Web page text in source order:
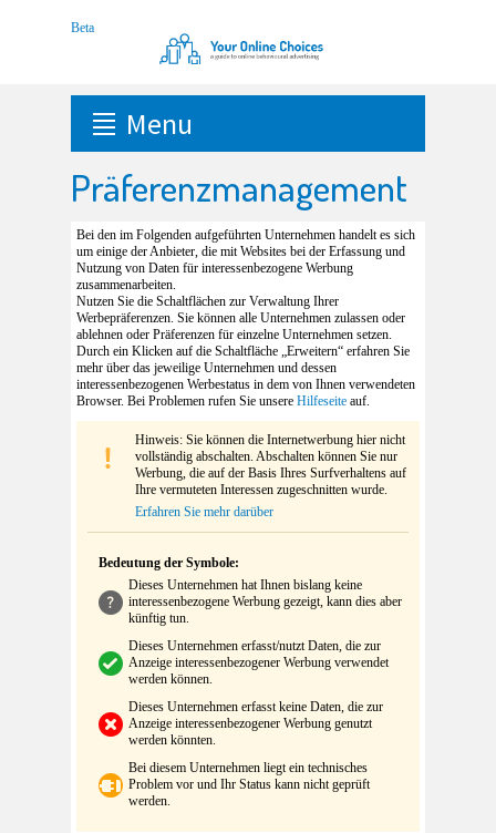
Menu
Präferenzmanagement
Bei den im Folgenden aufgeführten Unternehmen handelt es sich
um einige der Anbieter, die mit Websites bei der Erfassung und
Nutzung von Daten für interessenbezogene Werbung
zusammenarbeiten.
Nutzen Sie die Schaltflächen zur Verwaltung Ihrer
Werbepräferenzen. Sie können alle Unternehmen zulassen oder
ablehnen oder Präferenzen für einzelne Unternehmen setzen.
Durch ein Klicken auf die Schaltfläche „Erweitern“ erfahren Sie
mehr über das jeweilige Unternehmen und dessen
interessenbezogenen Werbestatus in dem von Ihnen verwendeten
Browser. Bei Problemen rufen Sie unsere Hilfeseite auf.
Hinweis: Sie können die Internetwerbung hier nicht
vollständig abschalten. Abschalten können Sie nur
Werbung, die auf der Basis Ihres Surfverhaltens auf
Ihre vermuteten Interessen zugeschnitten wurde.
Erfahren Sie mehr darüber
Bedeutung der Symbole:
Dieses Unternehmen hat Ihnen bislang keine
interessenbezogene Werbung gezeigt, kann dies aber
künftig tun.
Dieses Unternehmen erfasst/nutzt Daten, die zur
Anzeige interessenbezogener Werbung verwendet
werden können.
Dieses Unternehmen erfasst keine Daten, die zur
Anzeige interessenbezogener Werbung genutzt
werden könnten.
Bei diesem Unternehmen liegt ein technisches
Problem vor und Ihr Status kann nicht geprüft
werden.